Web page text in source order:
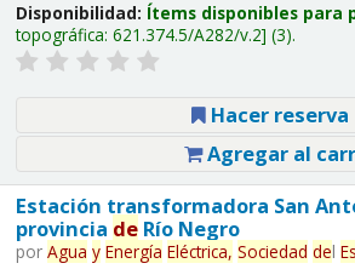
Disponibilidad: Ítems disponibles para
topográfica: 621.374.5/A282/v.2 (3).
Hacer reserva
Agregar al
Estación transformadora San
provincia deRío Negro
por Agua y Energía Eléctrica, Sociedad del